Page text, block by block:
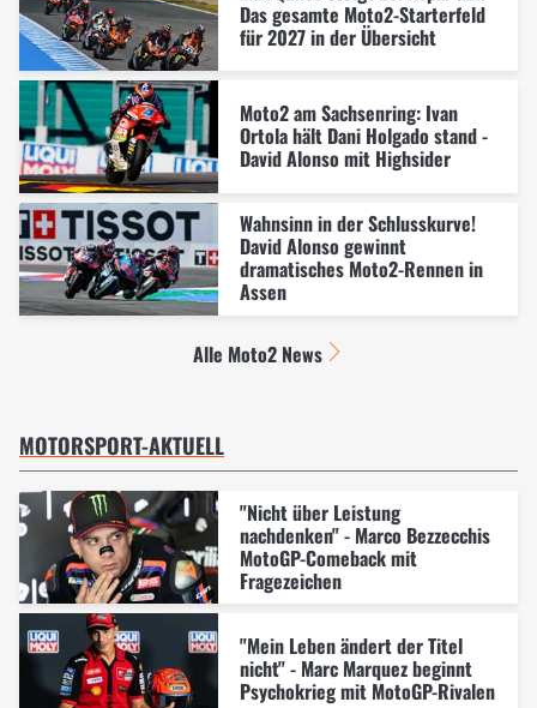
Das gesamte Moto2-Starterfeld
für 2027 in der Übersicht
Moto2 am Sachsenring: Ivan
Ortola hält Dani Holgado stand -
David Alonso mit Highsider
Wahnsinn in der Schlusskurve!
David Alonso gewinnt
dramatisches Moto2-Rennen in
Assen
Alle Moto2 News
MOTORSPORT-AKTUELL
"Nicht über Leistung
nachdenken" - Marco Bezzecchis
MotoGP-Comeback mit
Fragezeichen
"Mein Leben ändert der Titel
nicht" - Marc Marquez beginnt
Psychokrieg mit MotoGP-Rivalen